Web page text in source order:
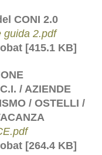
CONI 2.0
guida 2.pdf
[415.1 KB]
/ AZIENDE
/ OSTELLI /
[264.4 KB]